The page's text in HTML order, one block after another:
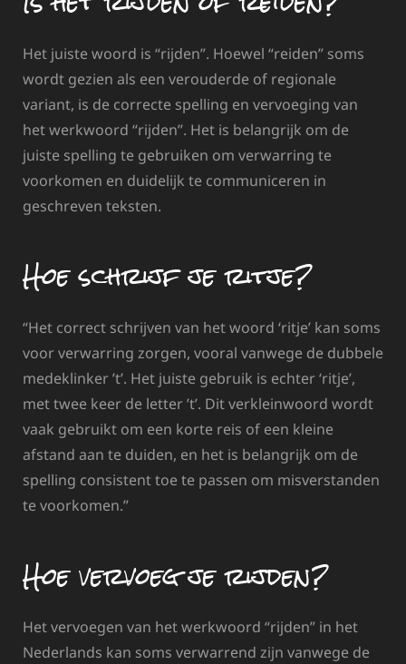
Het juiste woord is “rijden”. Hoewel “reiden” soms
wordt gezien als een verouderde of regionale
variant, is de correcte spelling en vervoeging van
het werkwoord “rijden”. Het is belangrijk om de
juiste spelling te gebruiken om verwarring te
voorkomen en duidelijk te communiceren in
geschreven teksten.
Hoe schrijf je ritje?
“Het correct schrijven van het woord ‘ritje’ kan soms
voor verwarring zorgen, vooral vanwege de dubbele
medeklinker ’t’. Het juiste gebruik is echter ‘ritje’,
met twee keer de letter ’t’. Dit verkleinwoord wordt
vaak gebruikt om een korte reis of een kleine
afstand aan te duiden, en het is belangrijk om de
spelling consistent toe te passen om misverstanden
te voorkomen.”
Hoe vervoeg je rijden?
Het vervoegen van het werkwoord “rijden” in het
Nederlands kan soms verwarrend zijn vanwege de